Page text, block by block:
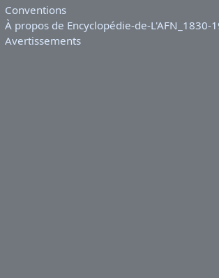
Conventions
À propos de Encyclopédie-de-L'AFN_1830-
Avertissements